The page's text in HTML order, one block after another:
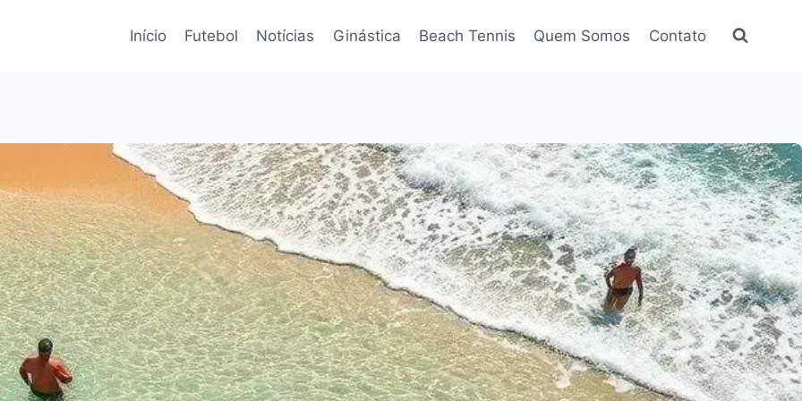
Início Futebol Notícias Ginástica Beach Tennis Quem Somos Contato